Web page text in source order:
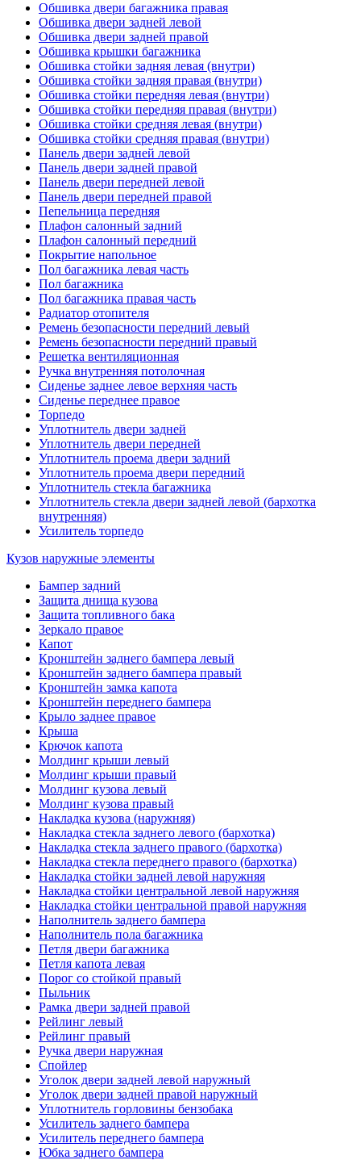
Обшивка двери багажника правая
Обшивка двери задней левой
Обшивка двери задней правой
Обшивка крышки багажника
Обшивка стойки задняя левая (внутри)
Обшивка стойки задняя правая (внутри)
Обшивка стойки передняя левая (внутри)
Обшивка стойки передняя правая (внутри)
Обшивка стойки средняя левая (внутри)
Обшивка стойки средняя правая (внутри)
Панель двери задней левой
Панель двери задней правой
Панель двери передней левой
Панель двери передней правой
Пепельница передняя
Плафон салонный задний
Плафон салонный передний
Покрытие напольное
Пол багажника левая часть
Пол багажника
Пол багажника правая часть
Радиатор отопителя
Ремень безопасности передний левый
Ремень безопасности передний правый
Решетка вентиляционная
Ручка внутренняя потолочная
Сиденье заднее левое верхняя часть
Сиденье переднее правое
Торпедо
Уплотнитель двери задней
Уплотнитель двери передней
Уплотнитель проема двери задний
Уплотнитель проема двери передний
Уплотнитель стекла багажника
Уплотнитель стекла двери задней левой (бархотка
внутренняя)
Усилитель торпедо
Кузов наружные элементы
Бампер задний
Защита днища кузова
Защита топливного бака
Зеркало правое
Капот
Кронштейн заднего бампера левый
Кронштейн заднего бампера правый
Кронштейн замка капота
Кронштейн переднего бампера
Крыло заднее правое
Крыша
Крючок капота
Молдинг крыши левый
Молдинг крыши правый
Молдинг кузова левый
Молдинг кузова правый
Накладка кузова (наружняя)
Накладка стекла заднего левого (бархотка)
Накладка стекла заднего правого (бархотка)
Накладка стекла переднего правого (бархотка)
Накладка стойки задней левой наружняя
Накладка стойки центральной левой наружняя
Накладка стойки центральной правой наружняя
Наполнитель заднего бампера
Наполнитель пола багажника
Петля двери багажника
Петля капота левая
Порог со стойкой правый
Пыльник
Рамка двери задней правой
Рейлинг левый
Рейлинг правый
Ручка двери наружная
Спойлер
Уголок двери задней левой наружный
Уголок двери задней правой наружный
Уплотнитель горловины бензобака
Усилитель заднего бампера
Усилитель переднего бампера
Юбка заднего бампера